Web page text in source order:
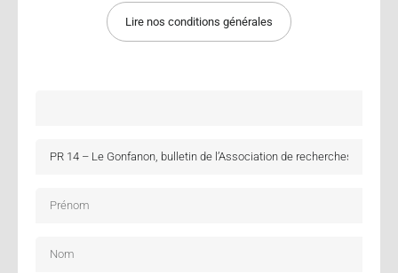
Lire nos conditions générales